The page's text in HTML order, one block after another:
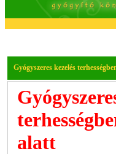
Gyógyszeres kezelés
alatt